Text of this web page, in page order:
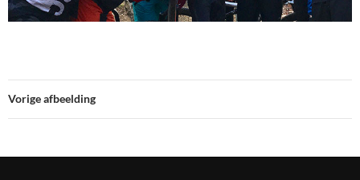
Vorige afbeelding